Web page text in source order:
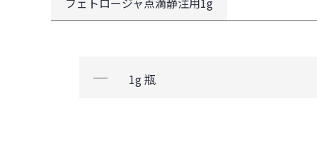
1g 瓶